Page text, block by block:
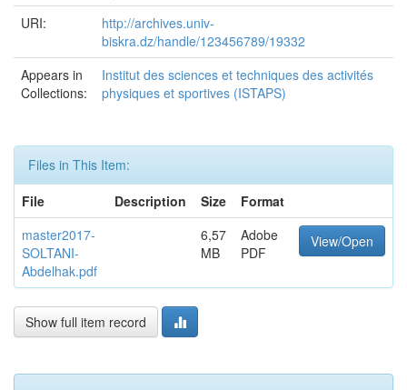
URI:
http://archives.univ-
biskra.dz/handle/123456789/19332
Appears in
Collections:
Institut des sciences et techniques des activités
physiques et sportives (ISTAPS)
Files in This Item:
File
Description Size
Format
master2017-
SOLTANI-
Abdelhak.pdf
6,57
MB
Adobe
PDF
View/Open
Show full item record